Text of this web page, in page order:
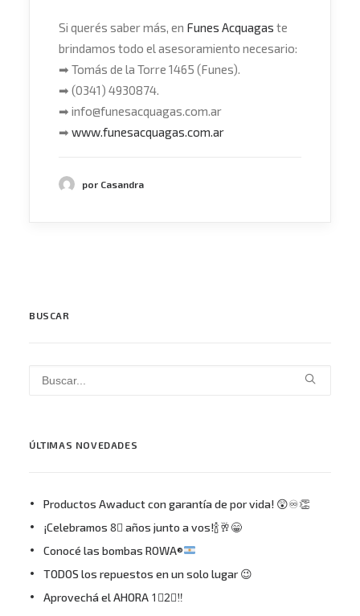
Si querés saber más, en Funes Acquagas te
brindamos todo el asesoramiento necesario:
➡ Tomás de la Torre 1465 (Funes).
➡ (0341) 4930874.
➡ info@funesacquagas.com.ar
➡ www.funesacquagas.com.ar
por Casandra
BUSCAR
ÚLTIMAS NOVEDADES
Productos Awaduct con garantía de por vida! 😲♾👏
¡Celebramos 8⃣ años junto a vos!🍾🥂😁
Conocé las bombas ROWA®
TODOS los repuestos en un solo lugar 😉
Aprovechá el AHORA 1⃣2⃣‼